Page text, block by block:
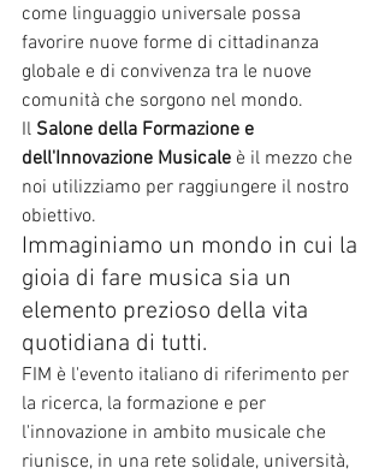
come linguaggio universale possa
favorire nuove forme di cittadinanza
globale e di convivenza tra le nuove
comunità che sorgono nel mondo.
Il Salone della Formazione e
dell'Innovazione Musicale è il mezzo che
noi utilizziamo per raggiungere il nostro
obiettivo.
Immaginiamo un mondo in cui la
gioia di fare musica sia un
elemento prezioso della vita
quotidiana di tutti.
FIM è l'evento italiano di riferimento per
la ricerca, la formazione e per
l'innovazione in ambito musicale che
riunisce, in una rete solidale, università,